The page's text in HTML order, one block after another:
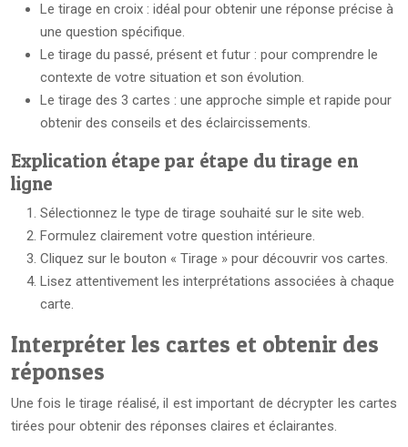
Le tirage en croix : idéal pour obtenir une réponse précise à
une question spécifique.
Le tirage du passé, présent et futur : pour comprendre le
contexte de votre situation et son évolution.
Le tirage des 3 cartes : une approche simple et rapide pour
obtenir des conseils et des éclaircissements.
Explication étape par étape du tirage en
ligne
Sélectionnez le type de tirage souhaité sur le site web.
Formulez clairement votre question intérieure.
Cliquez sur le bouton « Tirage » pour découvrir vos cartes.
Lisez attentivement les interprétations associées à chaque
carte.
Interpréter les cartes et obtenir des
réponses
Une fois le tirage réalisé, il est important de décrypter les cartes
tirées pour obtenir des réponses claires et éclairantes.